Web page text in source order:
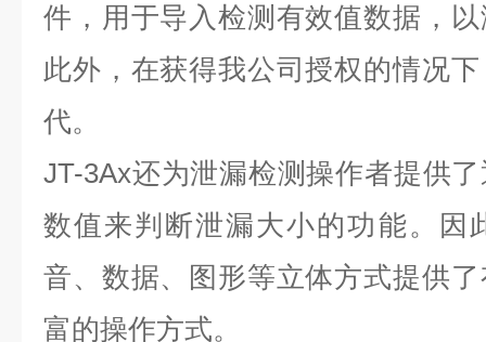
件，用于导入检测有效值数据，
此外，在获得我公司授权的情况
代。
JT-3Ax还为泄漏检测操作者提供
数值来判断泄漏大小的功能。因
音、数据、图形等立体方式提供
富的操作方式。